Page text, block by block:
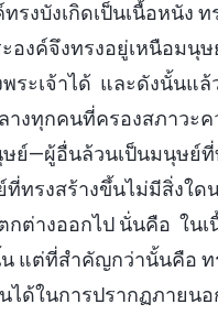
รงบังเกิดเป็นเนื้อหนัง
ะองค์จึงทรงอยู่เหนือม
ระเจ้าได้ และดังนั้นแ
งทุกคนที่ครองสภาวะค
ย์—ผู้อื่นล้วนเป็นมนุษย์
ทรงสร้างขึ้นไม่มีสิ่งใด
ต่างออกไป นั่นคือ ในเ
แต่ที่สำคัญกว่านั้นคือ
ได้ในการปรากฏภาย